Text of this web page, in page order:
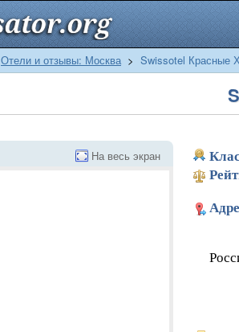
Отели и отзывы: Москва > Swissotel Красные
На весь экран